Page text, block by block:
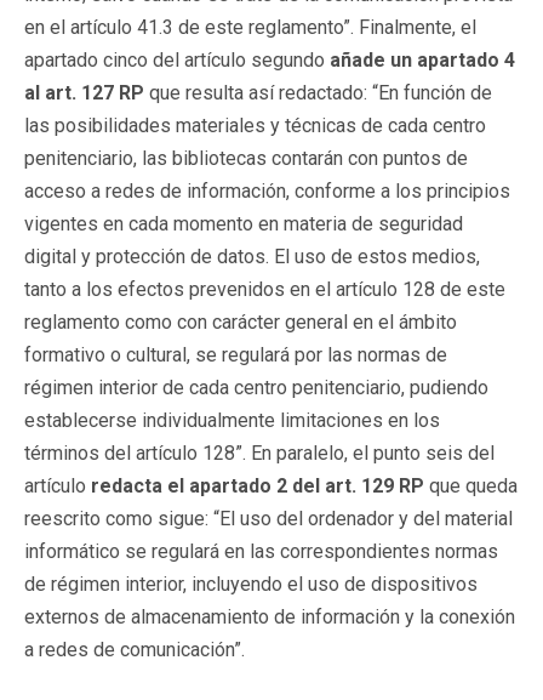
en el artículo 41.3 de este reglamento”. Finalmente, el
apartado cinco del artículo segundo añade un apartado 4
al art. 127 RP que resulta así redactado: “En función de
las posibilidades materiales y técnicas de cada centro
penitenciario, las bibliotecas contarán con puntos de
acceso a redes de información, conforme a los principios
vigentes en cada momento en materia de seguridad
digital y protección de datos. El uso de estos medios,
tanto a los efectos prevenidos en el artículo 128 de este
reglamento como con carácter general en el ámbito
formativo o cultural, se regulará por las normas de
régimen interior de cada centro penitenciario, pudiendo
establecerse individualmente limitaciones en los
términos del artículo 128”. En paralelo, el punto seis del
artículo redacta el apartado 2 del art. 129 RP que queda
reescrito como sigue: “El uso del ordenador y del material
informático se regulará en las correspondientes normas
de régimen interior, incluyendo el uso de dispositivos
externos de almacenamiento de información y la conexión
a redes de comunicación”.